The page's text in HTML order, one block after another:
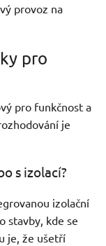
provoz na
pro
pro funkčnost a
je
s izolací?
izolační
stavby, kde se
je, že ušetří